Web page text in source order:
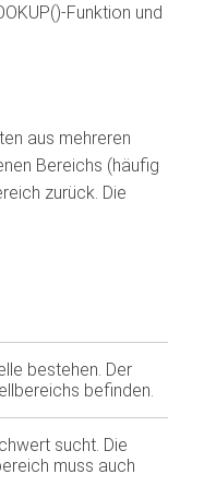
Funktion und
aus mehreren
Bereichs (häufig
zurück. Die
bestehen. Der
befinden.
sucht. Die
muss auch